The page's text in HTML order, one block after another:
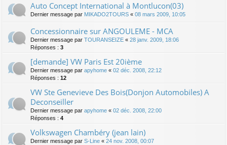
Auto Concept International à Montlucon(03)
Dernier message par MIKADO2TOURS « 08 mars 2009, 10:05
Concessionnaire sur ANGOULEME - MCA
Dernier message par TOURANSEIZE « 28 janv. 2009, 18:06
Réponses : 3
[demande] VW Paris Est 20ième
Dernier message par apyhome « 02 déc. 2008, 22:12
Réponses : 12
VW Ste Genevieve Des Bois(Donjon Automobiles) A
Deconseiller
Dernier message par apyhome « 02 déc. 2008, 22:00
Réponses : 4
Volkswagen Chambéry (jean lain)
Dernier message par S-Line « 24 nov. 2008, 00:07